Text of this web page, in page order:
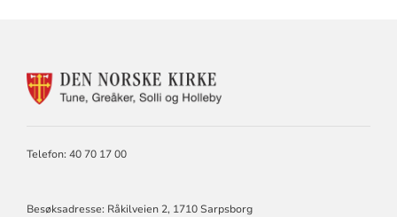
FOR
Telefon: 40 70 17 00
Besøksadresse: Råkilveien 2, 1710 Sarpsborg